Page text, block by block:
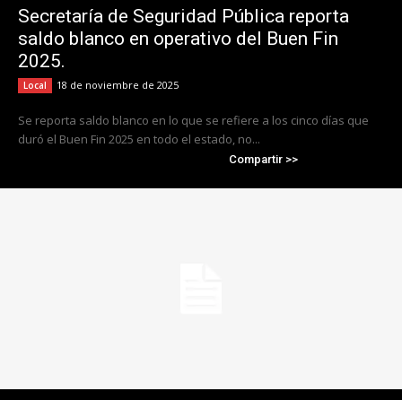
Secretaría de Seguridad Pública reporta
saldo blanco en operativo del Buen Fin
2025.
Local 18 de noviembre de 2025
Se reporta saldo blanco en lo que se refiere a los cinco días que
duró el Buen Fin 2025 en todo el estado, no...
Compartir >>